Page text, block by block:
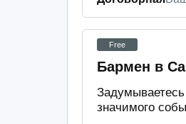
Free
Бармен в
значимого